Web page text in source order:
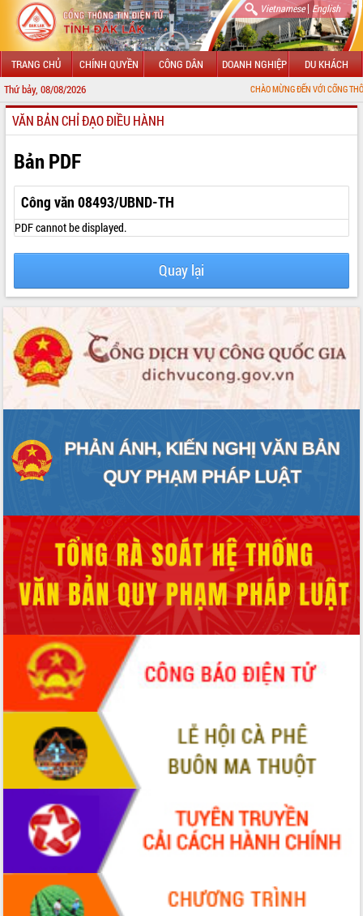
Vietnamese| English
TRANG CHỦ CHÍNH QUYỀN CÔNG DÂN DOANH NGHIỆP DU KHÁCH
Thứ bảy, 08/08/2026 CHÀO MỪNG ĐẾN VỚI CỔNG THÔNG TIN
GIỚI THIỆU
LÃNH ĐẠO UBND TỈNH
TIN TỨC SỰ KIỆN
SỞ, BAN, NGÀNH
UBND CÁC XÃ, PHƯỜNG
THÔNG TIN CHỈ ĐẠO ĐIỀU HÀNH
VĂN BẢN HĐND TỈNH
ĐIỂM TIN VĂN BẢN
VIDEO
Không có file video nào để phát.
ALBUM ẢNH
VĂN BẢN CHỈ ĐẠO ĐIỀU HÀNH
Bản PDF
Công văn 08493/UBND-TH
PDF cannot be displayed.
Quay lại